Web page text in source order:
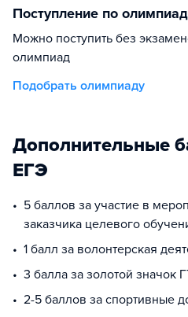
Поступление по
Можно поступить без
олимпиад
Подобрать олимпиаду
Дополнительные
ЕГЭ
5 баллов за участие в
заказчика целевого
1 балл за волонтерская
3 балла за золотой значок
2-5 баллов за спортивные